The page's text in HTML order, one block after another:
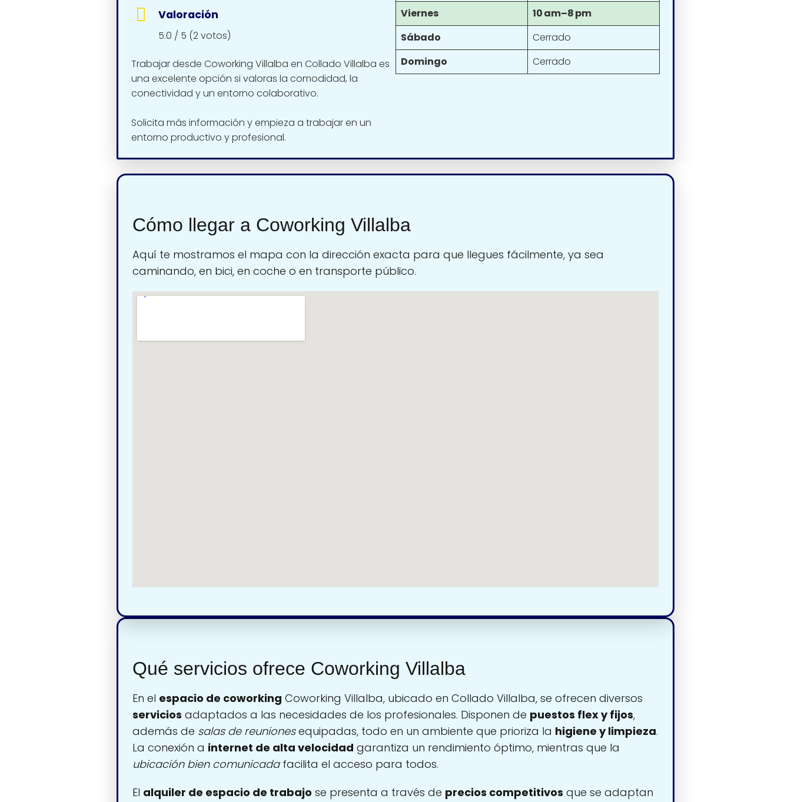
Valoración
5.0 / 5 (2 votos)
Trabajar desde Coworking Villalba en Collado Villalba es
una excelente opción si valoras la comodidad, la
conectividad y un entorno colaborativo.
Solicita más información y empieza a trabajar en un
entorno productivo y profesional.
Viernes
10 am–8 pm
Sábado
Cerrado
Domingo
Cerrado
Cómo llegar a Coworking Villalba
Aquí te mostramos el mapa con la dirección exacta para que llegues fácilmente, ya sea
caminando, en bici, en coche o en transporte público.
Qué servicios ofrece Coworking Villalba
En el espacio de coworking Coworking Villalba, ubicado en Collado Villalba, se ofrecen diversos
servicios adaptados a las necesidades de los profesionales. Disponen de puestos flex y fijos,
además de salas de reunionesequipadas, todo en un ambiente que prioriza la higiene y limpieza.
La conexión a internet de alta velocidad garantiza un rendimiento óptimo, mientras que la
ubicación bien comunicadafacilita el acceso para todos.
El alquiler de espacio de trabajo se presenta a través de precios competitivos que se adaptan